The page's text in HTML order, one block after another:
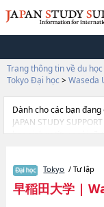
Trang thông tin về du học
Tokyo Đại học > Waseda
Dành cho các bạn
JAPAN STUDY
học sinh nước ngoài,
and
Liberal
Science and
Tokyo / Tư lập
早稲田大学|